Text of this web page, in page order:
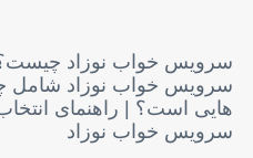
سرویس خواب نوزاد چیست؟
سرویس خواب نوزاد شامل
هایی است؟ | راهنمای
سرویس خواب نوزاد